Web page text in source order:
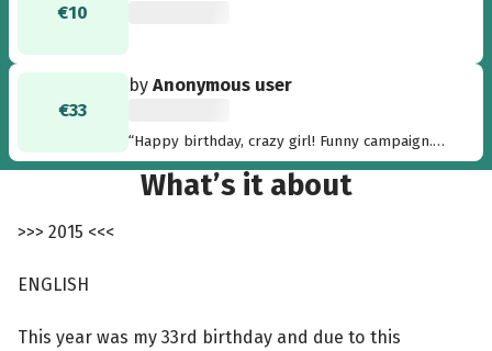
€10
€33
byAnonymous user
“Happy birthday, crazy girl! Funny campaign.
Great idea! :)”
What’s it about
>>> 2015 <<<
ENGLISH
This year was my 33rd birthday and due to this